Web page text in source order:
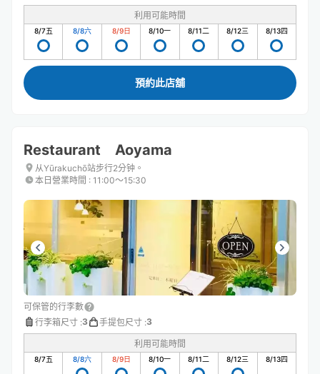
利用可能時間
8/7五 8/8六 8/9日 8/10一 8/11二 8/12三 8/13四
預約此店舖
Restaurant Aoyama
从Yūrakuchō站步行2分钟。
本日營業時間 : 11:00〜15:30
可保管的行李數
行李箱尺寸 :3 手提包尺寸 :3
利用可能時間
8/7五 8/8六 8/9日 8/10一 8/11二 8/12三 8/13四